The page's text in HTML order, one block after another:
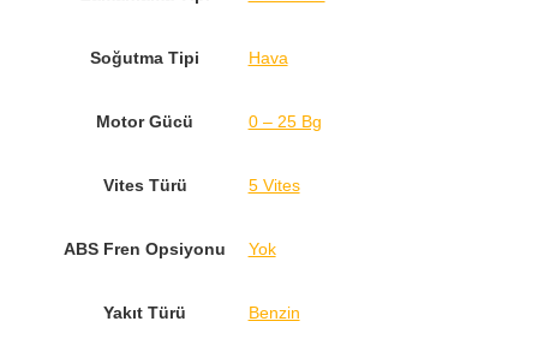
Soğutma Tipi Hava
Motor Gücü 0 – 25 Bg
Vites Türü 5 Vites
ABS Fren Opsiyonu Yok
Yakıt Türü Benzin